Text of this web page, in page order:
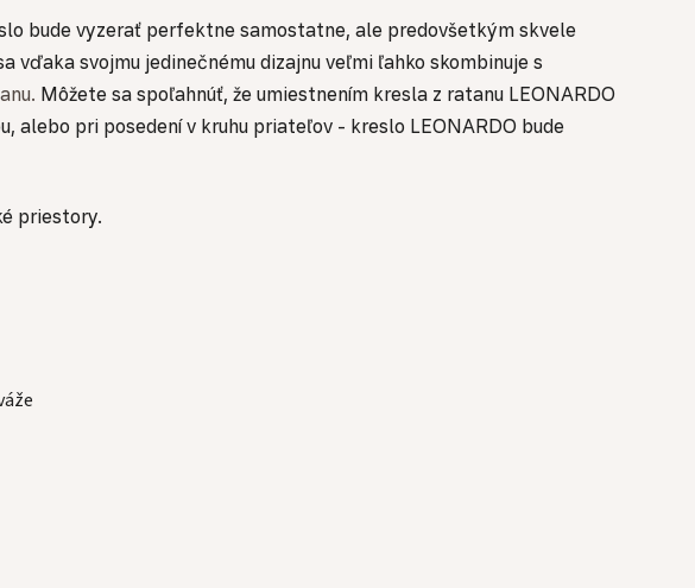
bude vyzerať perfektne samostatne, ale predovšetkým skvele
vďaka svojmu jedinečnému dizajnu veľmi ľahko skombinuje s
Môžete sa spoľahnúť, že umiestnením kresla z ratanu LEONARDO
alebo pri posedení v kruhu priateľov - kreslo LEONARDO bude
priestory.